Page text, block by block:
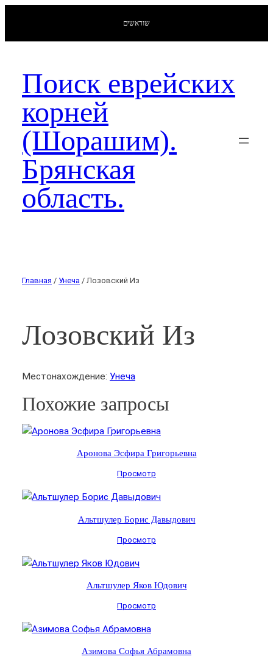
שוראשים
Поиск еврейских
корней
(Шорашим).
Брянская
область.
Главная / Унеча / Лозовский Из
Лозовский Из
Местонахождение: Унеча
Похожие запросы
Аронова Эсфира Григорьевна
Просмотр
Альтшулер Борис Давыдович
Просмотр
Альтшулер Яков Юдович
Просмотр
Азимова Софья Абрамовна